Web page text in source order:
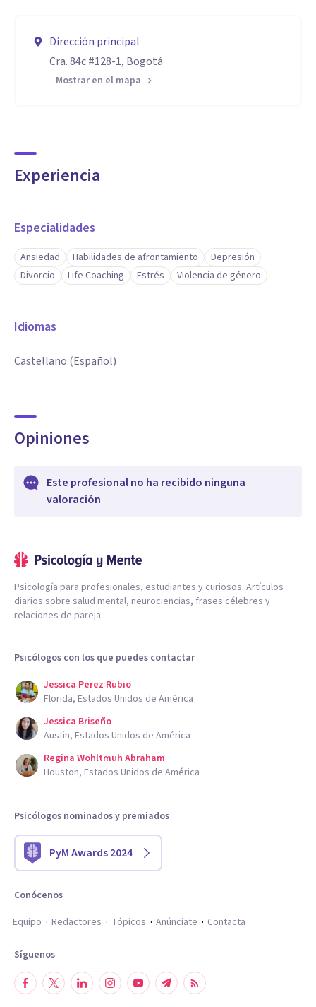
Dirección principal
Cra. 84c #128-1, Bogotá
Mostrar en el mapa
Experiencia
Especialidades
Ansiedad Habilidades de afrontamiento
Depresión
Divorcio
Life Coaching Estrés Violencia de género
Idiomas
Castellano (Español)
Opiniones
Este profesional no ha recibido ninguna
valoración
Psicología para profesionales, estudiantes y curiosos. Artículos
diarios sobre salud mental, neurociencias, frases célebres y
relaciones de pareja.
Psicólogos con los que puedes contactar
Jessica Perez Rubio
Florida, Estados Unidos de América
Jessica Briseño
Austin, Estados Unidos de América
Regina Wohltmuh Abraham
Houston, Estados Unidos de América
Psicólogos nominados y premiados
PyM Awards 2024
Conócenos
Equipo
Redactores Tópicos Anúnciate Contacta
Síguenos